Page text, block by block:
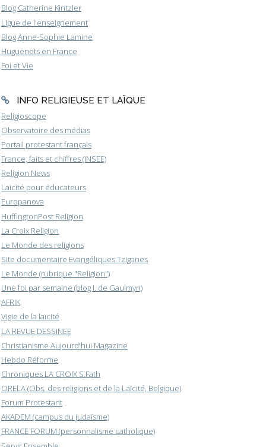
Blog Catherine Kintzler
Ligue de l'enseignement
Blog Anne-Sophie Lamine
Huguenots en France
Foi et Vie
INFO RELIGIEUSE ET LAÏQUE
Religioscope
Observatoire des médias
Portail protestant français
France, faits et chiffres (INSEE)
Religion News
Laïcité pour éducateurs
Europanova
HuffingtonPost Religion
La Croix Religion
Le Monde des religions
Site documentaire Evangéliques Tziganes
Le Monde (rubrique "Religion")
Une foi par semaine (blog I. de Gaulmyn)
AFRIK
Vigie de la laïcité
LA REVUE DESSINEE
Christianisme Aujourd'hui Magazine
Hebdo Réforme
Chroniques LA CROIX S.Fath
ORELA (Obs. des religions et de la Laïcité, Belgique)
Forum Protestant
AKADEM (campus du judaïsme)
FRANCE FORUM (personnalisme catholique)